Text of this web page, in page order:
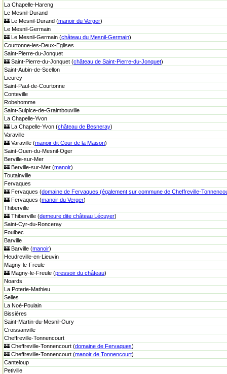
La Chapelle-Hareng
Le Mesnil-Durand
🏰 Le Mesnil-Durand (manoir du Verger)
Le Mesnil-Germain
🏰 Le Mesnil-Germain (château du Mesnil-Germain)
Courtonne-les-Deux-Eglises
Saint-Pierre-du-Jonquet
🏰 Saint-Pierre-du-Jonquet (château de Saint-Pierre-du-Jonquet)
Saint-Aubin-de-Scellon
Lieurey
Saint-Paul-de-Courtonne
Conteville
Robehomme
Saint-Sulpice-de-Graimbouville
La Chapelle-Yvon
🏰 La Chapelle-Yvon (château de Besneray)
Varaville
🏰 Varaville (manoir dit Cour de la Maison)
Saint-Ouen-du-Mesnil-Oger
Berville-sur-Mer
🏰 Berville-sur-Mer (manoir)
Toutainville
Fervaques
🏰 Fervaques (domaine de Fervaques (également sur commune de Cheffreville-
🏰 Fervaques (manoir du Verger)
Thiberville
🏰 Thiberville (demeure dite château Lécuyer)
Saint-Cyr-du-Ronceray
Foulbec
Barville
🏰 Barville (manoir)
Heudreville-en-Lieuvin
Magny-le-Freule
🏰 Magny-le-Freule (pressoir du château)
Noards
La Poterie-Mathieu
Selles
La Noé-Poulain
Bissières
Saint-Martin-du-Mesnil-Oury
Croissanville
Cheffreville-Tonnencourt
🏰 Cheffreville-Tonnencourt (domaine de Fervaques)
🏰 Cheffreville-Tonnencourt (manoir de Tonnencourt)
Canteloup
Petiville